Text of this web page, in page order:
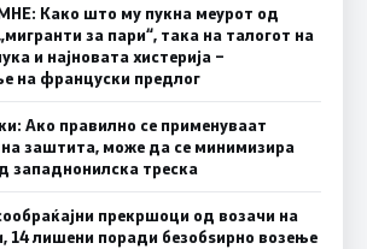
Како што му пукна меурот од
за пари“, така на талогот на
и најновата хистерија –
на француски предлог
Ако правилно се применуваат
заштита, може да се минимизира
западнонилска треска
прекршоци од возачи на
14 лишени поради безобѕирно возење